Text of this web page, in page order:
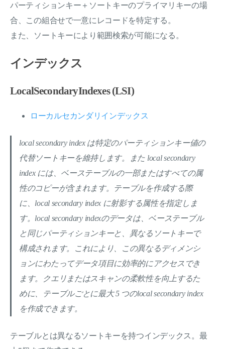
パーティションキー＋ソートキーのプライマリキーの場
合、この組合せで一意にレコードを特定する。
また、ソートキーにより範囲検索が可能になる。
インデックス
LocalSecondaryIndexes (LSI)
ローカルセカンダリインデックス
local secondary index は特定のパーティションキー値の
代替ソートキーを維持します。また local secondary
index には、ベーステーブルの一部またはすべての属
性のコピーが含まれます。テーブルを作成する際
に、local secondary index に射影する属性を指定しま
す。local secondary indexのデータは、ベーステーブル
と同じパーティションキーと、異なるソートキーで
構成されます。これにより、この異なるディメンシ
ョンにわたってデータ項目に効率的にアクセスでき
ます。クエリまたはスキャンの柔軟性を向上するた
めに、テーブルごとに最大 5 つのlocal secondary index
を作成できます。
テーブルとは異なるソートキーを持つインデックス。最